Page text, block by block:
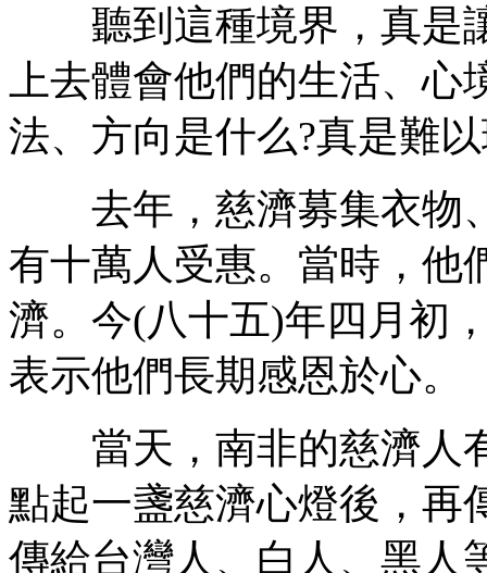
聽到這種境界，真是
上去體會他們的生活、
法、方向是什么?真是難
去年，慈濟募集衣物
有十萬人受惠。當時，他
濟。今(八十五)年四月初
表示他們長期感恩於心。
當天，南非的慈濟人
點起一盞慈濟心燈後，再
傳給台灣人、白人、黑人